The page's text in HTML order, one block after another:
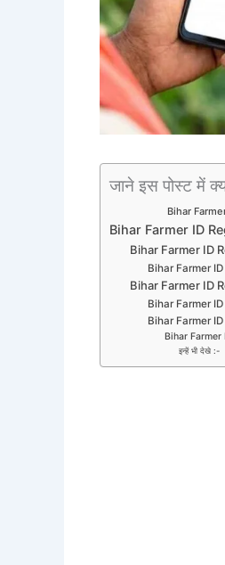
जाने इस पोस्ट में
Bihar
Bihar Farmer ID
Bihar Farmer ID
Bihar Farmer
Bihar Farmer ID
Bihar Farmer
Bihar Farmer
Bihar
इन्हें भी देखे :-